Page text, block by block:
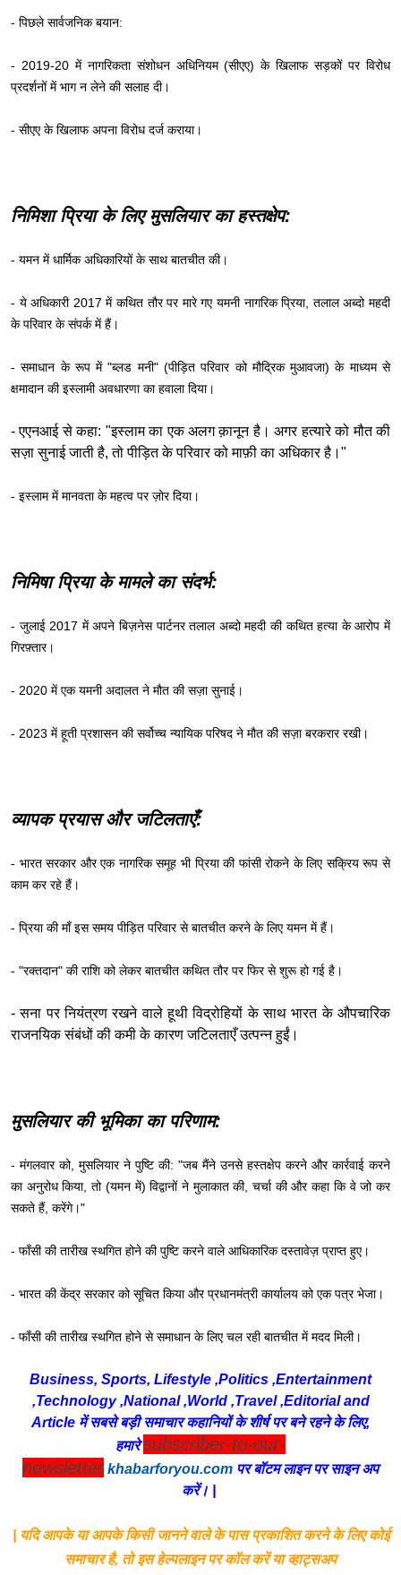
- पिछले सार्वजनिक बयान:
- 2019-20 में नागरिकता संशोधन अधिनियम (सीएए) के खिलाफ सड़कों पर विरोध
प्रदर्शनों में भाग न लेने की सलाह दी।
- सीएए के खिलाफ अपना विरोध दर्ज कराया।
निमिशा प्रिया के लिए मुसलियार का हस्तक्षेप:
- यमन में धार्मिक अधिकारियों के साथ बातचीत की।
- ये अधिकारी 2017 में कथित तौर पर मारे गए यमनी नागरिक प्रिया, तलाल अब्दो महदी
के परिवार के संपर्क में हैं।
- समाधान के रूप में "ब्लड मनी" (पीड़ित परिवार को मौद्रिक मुआवजा) के माध्यम से
क्षमादान की इस्लामी अवधारणा का हवाला दिया।
- एएनआई से कहा: "इस्लाम का एक अलग क़ानून है। अगर हत्यारे को मौत की
सज़ा सुनाई जाती है, तो पीड़ित के परिवार को माफ़ी का अधिकार है।"
- इस्लाम में मानवता के महत्व पर ज़ोर दिया।
निमिषा प्रिया के मामले का संदर्भ:
- जुलाई 2017 में अपने बिज़नेस पार्टनर तलाल अब्दो महदी की कथित हत्या के आरोप में
गिरफ़्तार।
- 2020 में एक यमनी अदालत ने मौत की सज़ा सुनाई।
- 2023 में हूती प्रशासन की सर्वोच्च न्यायिक परिषद ने मौत की सज़ा बरकरार रखी।
व्यापक प्रयास और जटिलताएँ:
- भारत सरकार और एक नागरिक समूह भी प्रिया की फांसी रोकने के लिए सक्रिय रूप से
काम कर रहे हैं।
- प्रिया की माँ इस समय पीड़ित परिवार से बातचीत करने के लिए यमन में हैं।
- "रक्तदान" की राशि को लेकर बातचीत कथित तौर पर फिर से शुरू हो गई है।
- सना पर नियंत्रण रखने वाले हूथी विद्रोहियों के साथ भारत के औपचारिक
राजनयिक संबंधों की कमी के कारण जटिलताएँ उत्पन्न हुईं।
मुसलियार की भूमिका का परिणाम:
- मंगलवार को, मुसलियार ने पुष्टि की: "जब मैंने उनसे हस्तक्षेप करने और कार्रवाई करने
का अनुरोध किया, तो (यमन में) विद्वानों ने मुलाकात की, चर्चा की और कहा कि वे जो कर
सकते हैं, करेंगे।"
- फाँसी की तारीख स्थगित होने की पुष्टि करने वाले आधिकारिक दस्तावेज़ प्राप्त हुए।
- भारत की केंद्र सरकार को सूचित किया और प्रधानमंत्री कार्यालय को एक पत्र भेजा।
- फाँसी की तारीख स्थगित होने से समाधान के लिए चल रही बातचीत में मदद मिली।
Business, Sports, Lifestyle ,Politics ,Entertainment
,Technology ,National ,World ,Travel ,Editorial and
Article में सबसे बड़ी समाचार कहानियों के शीर्ष पर बने रहने के लिए,
हमारेsubscriber-to-our-
newsletter khabarforyou.com पर बॉटम लाइन पर साइन अप
करें। |
| यदि आपके या आपके किसी जानने वाले के पास प्रकाशित करने के लिए कोई
समाचार है, तो इस हेल्पलाइन पर कॉल करें या व्हाट्सअप